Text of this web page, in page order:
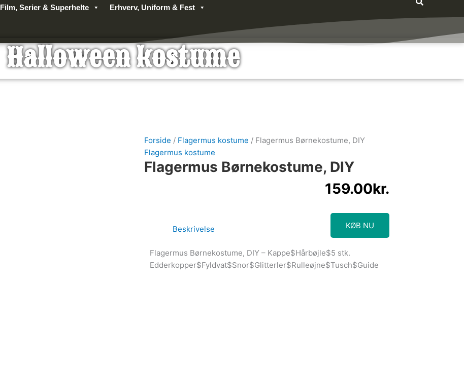
Film, Serier & Superhelte Erhverv, Uniform & Fest
Halloween kostume
Forside / Flagermus kostume / Flagermus Børnekostume, DIY
Flagermus kostume
Flagermus Børnekostume, DIY
159.00kr.
KØB NU
Beskrivelse
Flagermus Børnekostume, DIY – Kappe$Hårbøjle$5 stk.
Edderkopper$Fyldvat$Snor$Glitterler$Rulleøjne$Tusch$Guide